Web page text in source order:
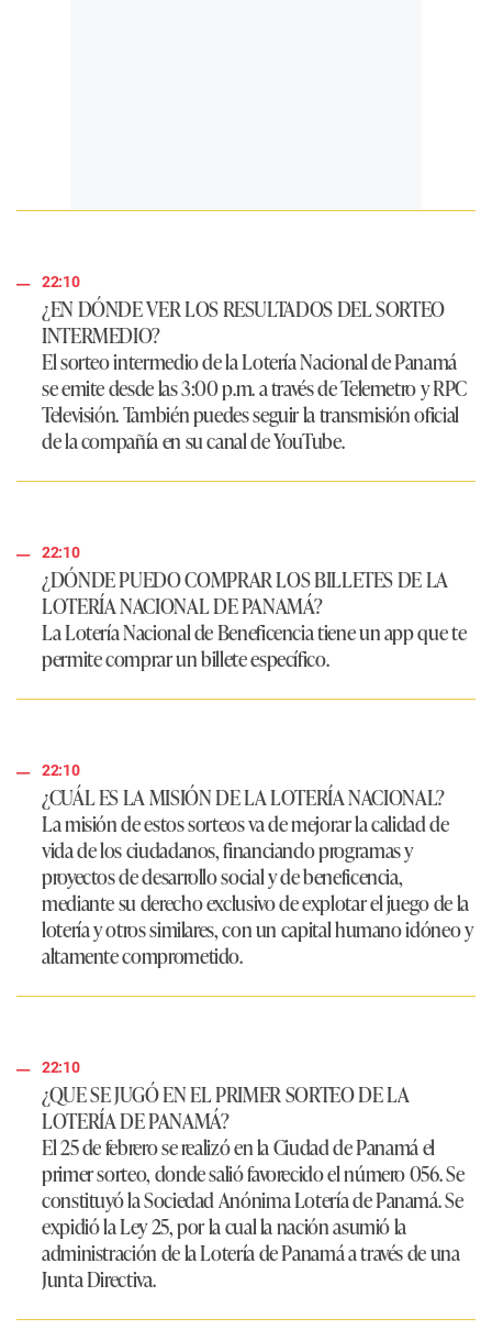
22:10
¿EN DÓNDE VER LOS RESULTADOS DEL SORTEO
INTERMEDIO?
El sorteo intermedio de la Lotería Nacional de Panamá
se emite desde las 3:00 p.m. a través de Telemetro y RPC
Televisión. También puedes seguir la transmisión oficial
de la compañía en su canal de YouTube.
22:10
¿DÓNDE PUEDO COMPRAR LOS BILLETES DE LA
LOTERÍA NACIONAL DE PANAMÁ?
La Lotería Nacional de Beneficencia tiene un app que te
permite comprar un billete específico.
22:10
¿CUÁL ES LA MISIÓN DE LA LOTERÍA NACIONAL?
La misión de estos sorteos va de mejorar la calidad de
vida de los ciudadanos, financiando programas y
proyectos de desarrollo social y de beneficencia,
mediante su derecho exclusivo de explotar el juego de la
lotería y otros similares, con un capital humano idóneo y
altamente comprometido.
22:10
¿QUE SE JUGÓ EN EL PRIMER SORTEO DE LA
LOTERÍA DE PANAMÁ?
El 25 de febrero se realizó en la Ciudad de Panamá el
primer sorteo, donde salió favorecido el número 056. Se
constituyó la Sociedad Anónima Lotería de Panamá. Se
expidió la Ley 25, por la cual la nación asumió la
administración de la Lotería de Panamá a través de una
Junta Directiva.